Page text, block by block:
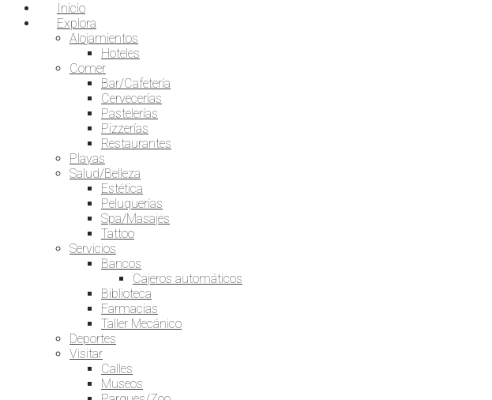
Inicio
Explora
Alojamientos
Hoteles
Comer
Bar/Cafetería
Cervecerías
Pastelerías
Pizzerías
Restaurantes
Playas
Salud/Belleza
Estética
Peluquerías
Spa/Masajes
Tattoo
Servicios
Bancos
Cajeros automáticos
Biblioteca
Farmacias
Taller Mecánico
Deportes
Visitar
Calles
Museos